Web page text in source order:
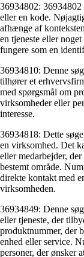
36934802: 36934802
eller en kode.
afhænge af
en tjeneste eller
fungere som en
36934810: Denne
tilhører et
med spørgsmål om
virksomheder eller
interesse.
36934818: Dette
en virksomhed. Det
eller medarbejder,
bestemt område.
direkte kontakt med
virksomheden.
36934849: Denne
eller tjeneste, der
produktnummer, der
enhed eller service.
personer, der ønsker